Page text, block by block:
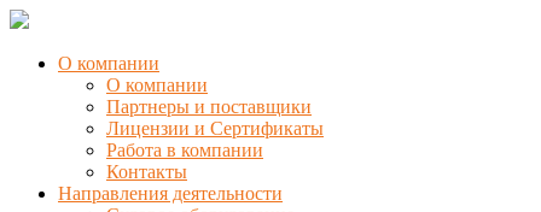
О компании
О компании
Партнеры и поставщики
Лицензии и Сертификаты
Работа в компании
Контакты
Направления деятельности